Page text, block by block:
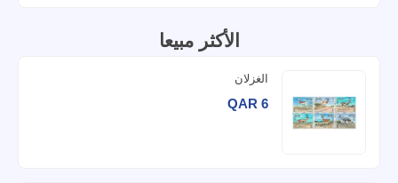
الأكثر مبيعا
الغزلان
QAR 6